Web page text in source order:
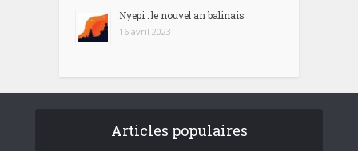
Nyepi : le nouvel an balinais
16 avril 2023
Articles populaires